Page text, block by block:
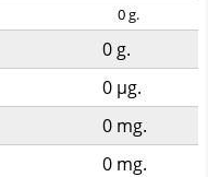
0g.
0 g.
0 µg.
0 mg.
0 mg.